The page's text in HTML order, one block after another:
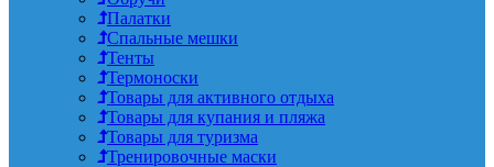
Палатки
Спальные мешки
Тенты
Термоноски
Товары для активного отдыха
Товары для купания и пляжа
Товары для туризма
Тренировочные маски